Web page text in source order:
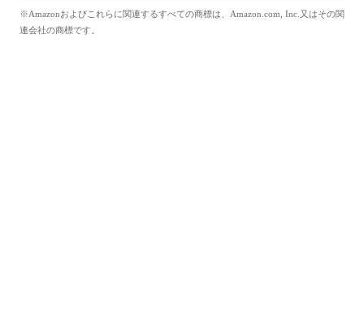
※Amazonおよびこれらに関連するすべての商標は、Amazon.com, Inc.又はその関
連会社の商標です。